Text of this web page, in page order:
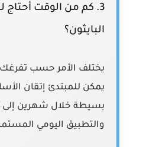
3. كم من الوقت أحتاج
البايثون؟
يختلف الأمر حسب
يمكن للمبتدئ إتقان
والتطبيق اليومي